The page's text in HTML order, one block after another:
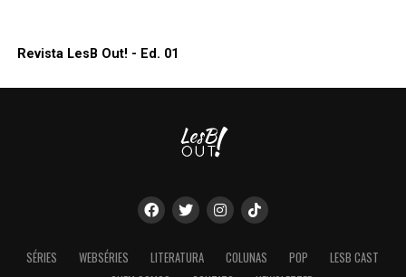
Revista LesB Out! - Ed. 01
SÉRIES WEBSÉRIES LITERATURA COLUNAS POP
LESB CAST